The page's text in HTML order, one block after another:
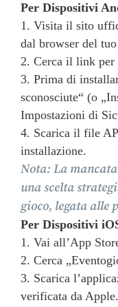
Per Dispositivi
1. Visita il sito
dal browser del
2. Cerca il link
3. Prima di
sconosciute“ (o
Impostazioni di
4. Scarica il file
installazione.
Nota: La
una scelta
gioco, legata alle
Per Dispositivi
1. Vai all’App
2. Cerca
3. Scarica
verificata da Apple.